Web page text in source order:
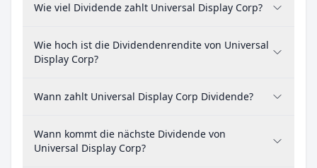
Wie viel Dividende zahlt Universal Display Corp?
Wie hoch ist die Dividendenrendite von Universal
Display Corp?
Wann zahlt Universal Display Corp Dividende?
Wann kommt die nächste Dividende von
Universal Display Corp?